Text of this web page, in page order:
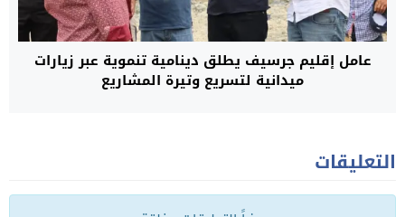
عامل إقليم جرسيف يطلق دينامية تنموية عبر زيارات
ميدانية لتسريع وتيرة المشاريع
التعليقات